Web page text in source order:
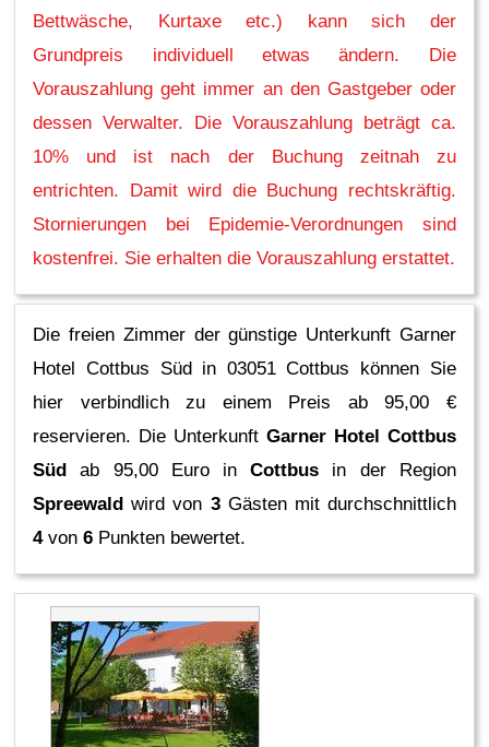
Bettwäsche, Kurtaxe etc.) kann sich der
Grundpreis individuell etwas ändern. Die
Vorauszahlung geht immer an den Gastgeber oder
dessen Verwalter. Die Vorauszahlung beträgt ca.
10% und ist nach der Buchung zeitnah zu
entrichten. Damit wird die Buchung rechtskräftig.
Stornierungen bei Epidemie-Verordnungen sind
kostenfrei. Sie erhalten die Vorauszahlung erstattet.
Die freien Zimmer der günstige Unterkunft Garner
Hotel Cottbus Süd in 03051 Cottbus können Sie
hier verbindlich zu einem Preis ab 95,00 €
reservieren. Die Unterkunft Garner Hotel Cottbus
Süd ab 95,00 Euro inCottbus in der Region
Spreewald wird von 3Gästen mit durchschnittlich
4von6 Punkten bewertet.